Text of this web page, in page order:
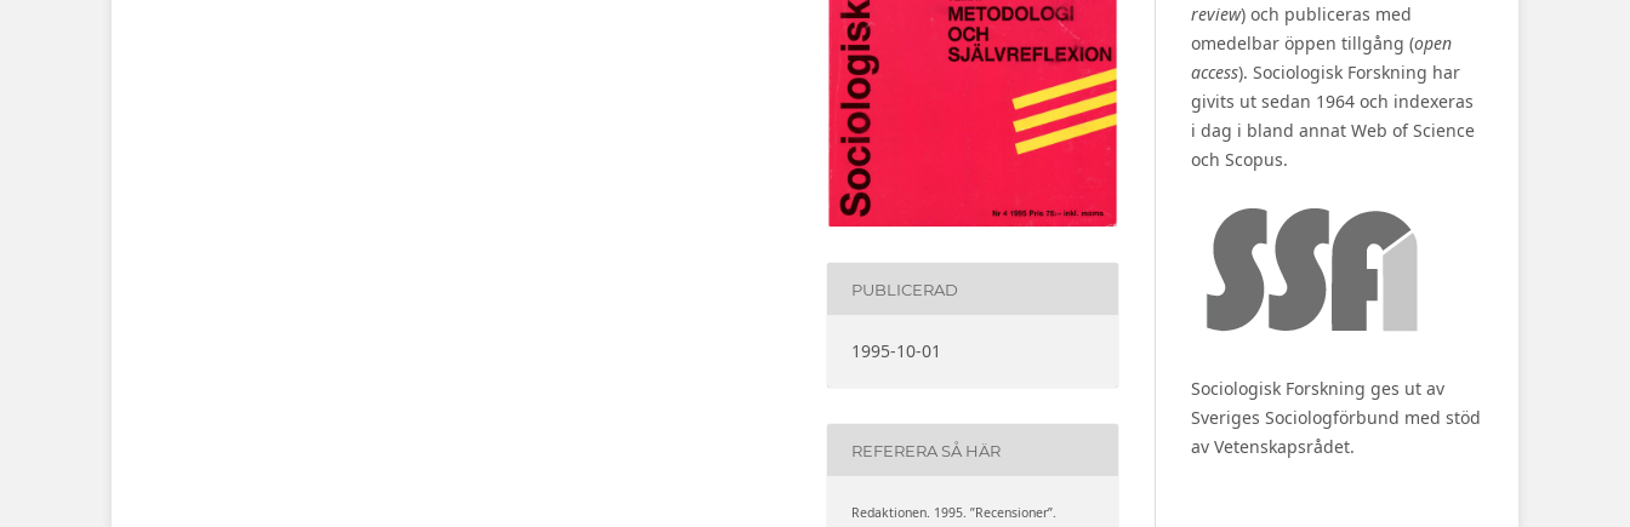
PUBLICERAD
1995-10-01
REFERERA SÅ HÄR
Redaktionen. 1995. ”Recensioner”.
review) och publiceras med
omedelbar öppen tillgång (open
access). Sociologisk Forskning har
givits ut sedan 1964 och indexeras
i dag i bland annat Web of Science
och Scopus.
Sociologisk Forskning ges ut av
Sveriges Sociologförbund med stöd
av Vetenskapsrådet.